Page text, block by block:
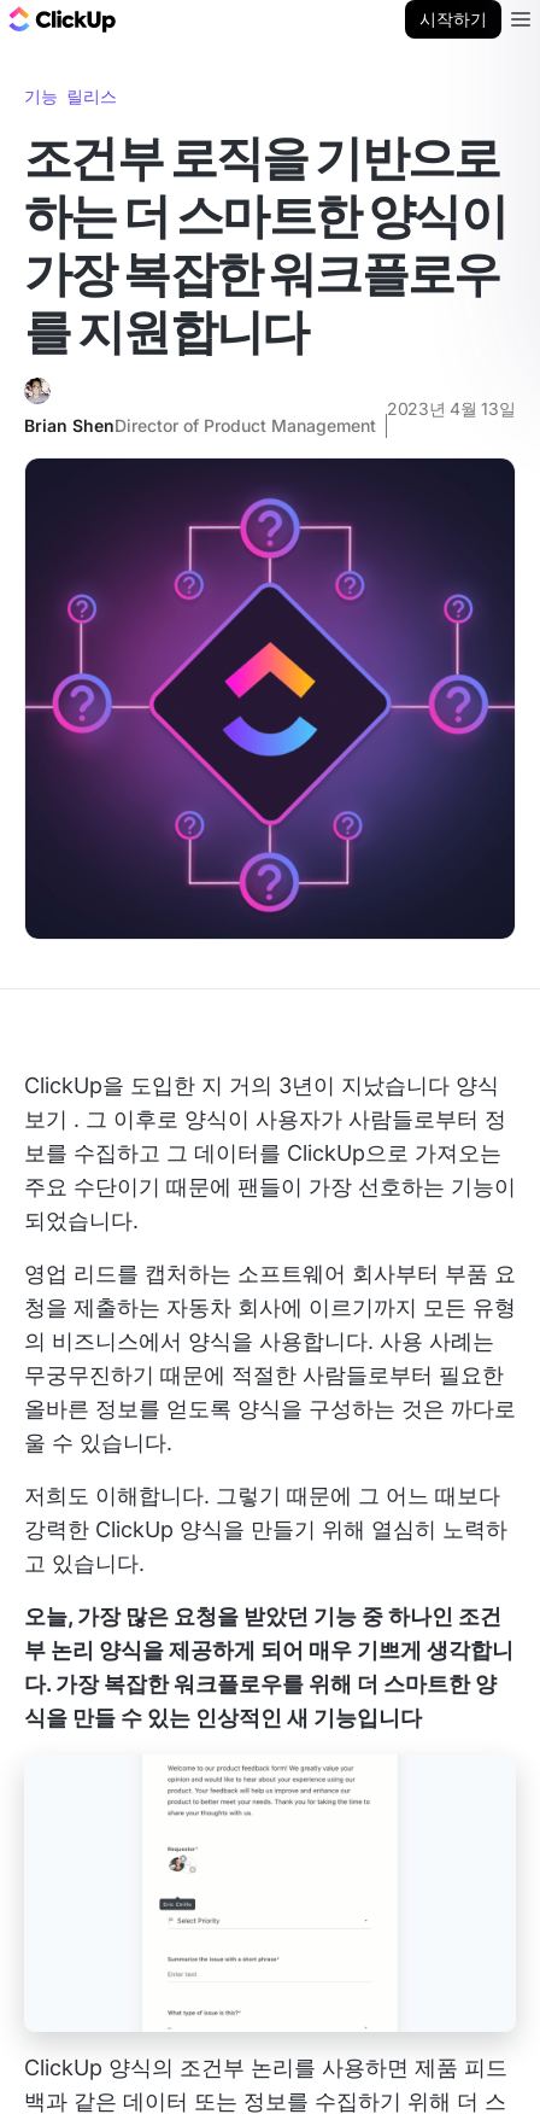
시작하기
기능 릴리스
조건부 로직을 기반으로
하는 더 스마트한 양식이
가장 복잡한 워크플로우
를 지원합니다
Brian ShenDirector of Product Management
2023년 4월 13일
ClickUp을 도입한 지 거의 3년이 지났습니다 양식
보기 . 그 이후로 양식이 사용자가 사람들로부터 정
보를 수집하고 그 데이터를 ClickUp으로 가져오는
주요 수단이기 때문에 팬들이 가장 선호하는 기능이
되었습니다.
영업 리드를 캡처하는 소프트웨어 회사부터 부품 요
청을 제출하는 자동차 회사에 이르기까지 모든 유형
의 비즈니스에서 양식을 사용합니다. 사용 사례는
무궁무진하기 때문에 적절한 사람들로부터 필요한
올바른 정보를 얻도록 양식을 구성하는 것은 까다로
울 수 있습니다.
저희도 이해합니다. 그렇기 때문에 그 어느 때보다
강력한 ClickUp 양식을 만들기 위해 열심히 노력하
고 있습니다.
오늘, 가장 많은 요청을 받았던 기능 중 하나인 조건
부 논리 양식을 제공하게 되어 매우 기쁘게 생각합니
다. 가장 복잡한 워크플로우를 위해 더 스마트한 양
식을 만들 수 있는 인상적인 새 기능입니다
ClickUp 양식의 조건부 논리를 사용하면 제품 피드
백과 같은 데이터 또는 정보를 수집하기 위해 더 스